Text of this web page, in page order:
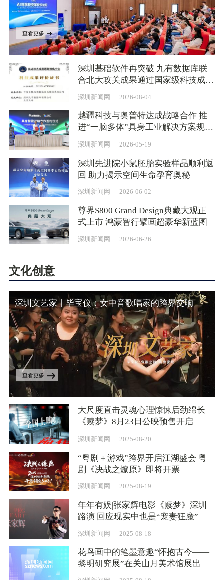
查看更多
深圳基础软件再突破 九有数据库联
合北大攻关成果通过国家级科技成果
评价
深圳新闻网 2026-08-04
越疆科技与奥普特达成战略合作 推
进“一脑多体”具身工业解决方案规模
化应用
深圳新闻网 2026-05-19
深圳先进院小鼠胚胎实验样品顺利返
回 助力揭示空间生命孕育奥秘
深圳新闻网 2026-06-02
尊界S800 Grand Design典藏大观正
式上市 鸿蒙智行擘画超豪华新蓝图
深圳新闻网 2026-06-26
文化创意
深圳文艺家丨毕宝仪：女中音歌唱家的跨界交响
查看更多
大尺度直击灵魂心理惊悚后劲绵长
《赎梦》8月23日公映预售开启
深圳新闻网 2025-08-20
“粤剧＋游戏”跨界开启江湖盛会 粤
剧《决战之燎原》即将开票
深圳新闻网 2025-08-19
年年有娱|张家辉电影《赎梦》深圳
路演 回应现实中也是“宠妻狂魔”
深圳新闻网 2025-08-18
花鸟画中的笔墨意趣“怀抱古今——
黎明研究展”在关山月美术馆展出